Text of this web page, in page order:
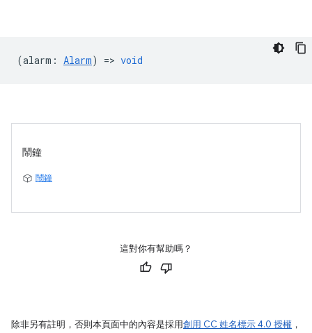
(alarm : Alarm) => void
鬧鐘
鬧鐘
這對你有幫助嗎？
除非另有註明，否則本頁面中的內容是採用創用 CC 姓名標示 4.0 授權 ，